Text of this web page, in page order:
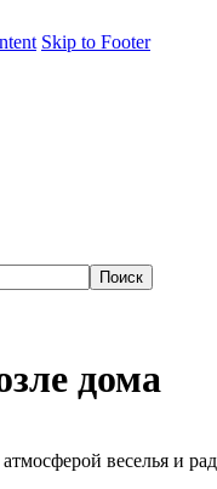
Skip to Footer
дома
веселья и